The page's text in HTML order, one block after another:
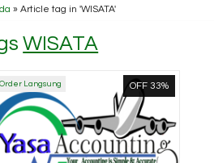
»Article tag in 'WISATA'
WISATA
OFF 33%
Order Langsung